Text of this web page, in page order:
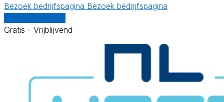
Bezoek bedrijfspagina Bezoek bedrijfspagina
Gratis - Vrijblijvend